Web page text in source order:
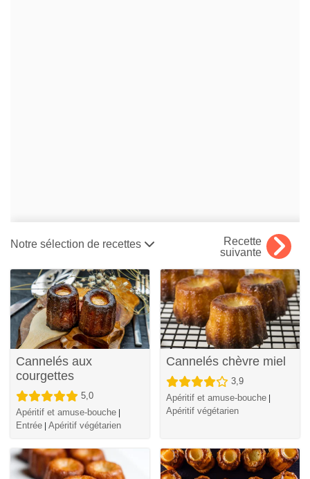
Notre sélection de recettes
Recette
suivante
Cannelés aux
courgettes
5,0
Apéritif et amuse-bouche
Entrée Apéritif végétarien
Cannelés chèvre miel
3,9
Apéritif et amuse-bouche
Apéritif végétarien